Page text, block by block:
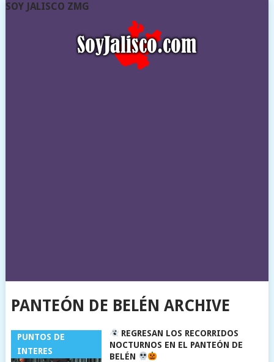
SOY JALISCO ZMG
PANTEÓN DE BELÉN ARCHIVE
PUNTOS DE
INTERES
REGRESAN LOS RECORRIDOS
NOCTURNOS EN EL PANTEÓN DE
BELÉN